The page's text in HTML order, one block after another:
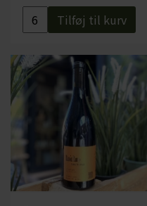
Tilføj til kurv